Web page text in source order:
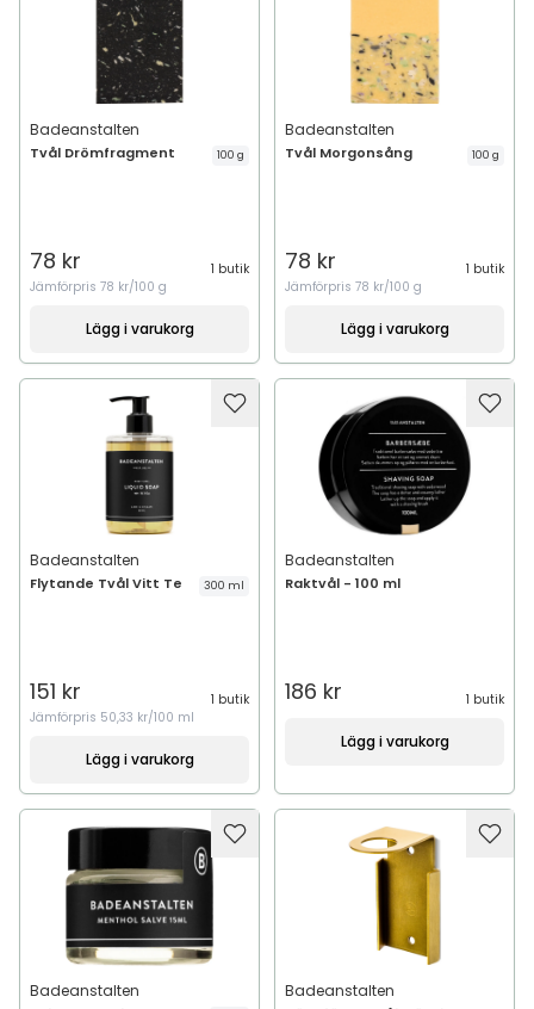
Badeanstalten
Tvål Drömfragment 100 g
78 kr
1 butik
Jämförpris 78 kr/100 g
Lägg i varukorg
Badeanstalten
Tvål Morgonsång 100 g
78 kr
1 butik
Jämförpris 78 kr/100 g
Lägg i varukorg
Badeanstalten
Flytande Tvål Vitt Te 300 ml
151 kr
1 butik
Jämförpris 50,33 kr/100 ml
Lägg i varukorg
Badeanstalten
Raktvål - 100 ml
186 kr 1 butik
Lägg i varukorg
Badeanstalten Badeanstalten